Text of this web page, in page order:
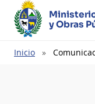
y Obras
Ruta
Inicio